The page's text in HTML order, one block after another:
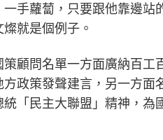
手蘿蔔，只要跟他靠邊站
就是個例子。
顧問名單一方面廣納百工
政策發聲建言，另一方面
「民主大聯盟」精神，為